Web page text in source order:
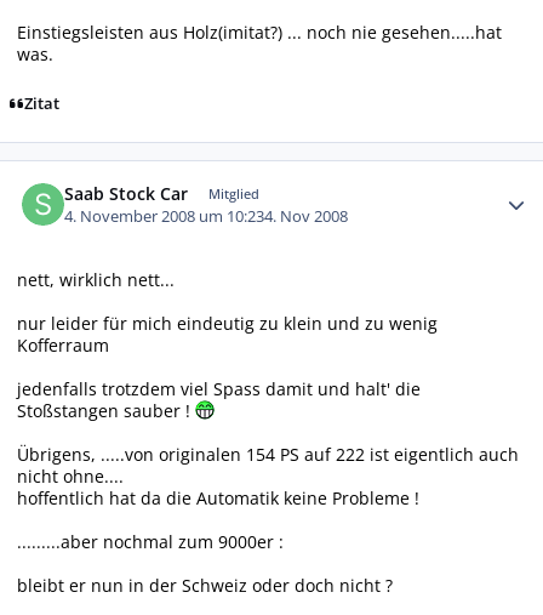
Einstiegsleisten aus Holz(imitat?) ... noch nie gesehen.....hat
was.
Zitat
Saab Stock Car Mitglied
4. November 2008 um 10:234. Nov 2008
nett, wirklich nett...
nur leider für mich eindeutig zu klein und zu wenig
Kofferraum
jedenfalls trotzdem viel Spass damit und halt' die
Stoßstangen sauber !
Übrigens, .....von originalen 154 PS auf 222 ist eigentlich auch
nicht ohne....
hoffentlich hat da die Automatik keine Probleme !
.........aber nochmal zum 9000er :
bleibt er nun in der Schweiz oder doch nicht ?